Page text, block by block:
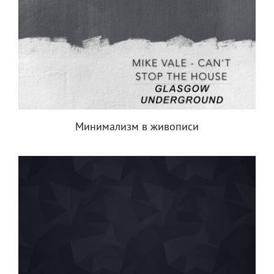
Минимализм в живописи